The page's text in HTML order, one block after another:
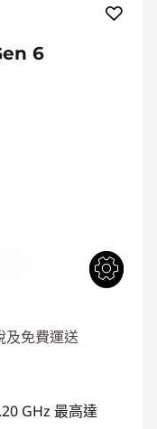
6
及免費運送
GHz 最高達